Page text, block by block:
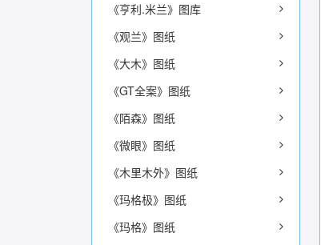
《亨利.米兰》图库
《观兰》图纸
《大木》图纸
《GT全案》图纸
《陌森》图纸
《微眼》图纸
《木里木外》图纸
《玛格极》图纸
《玛格》图纸